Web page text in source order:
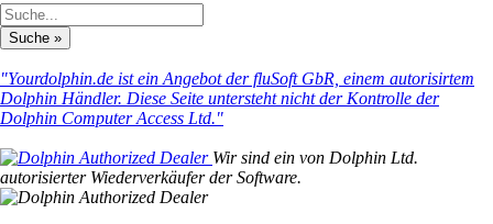
"Yourdolphin.de ist ein Angebot der fluSoft GbR, einem autorisirtem
Dolphin Händler. Diese Seite untersteht nicht der Kontrolle der
Dolphin Computer Access Ltd."
Wir sind ein von Dolphin Ltd.
autorisierter Wiederverkäufer der Software.